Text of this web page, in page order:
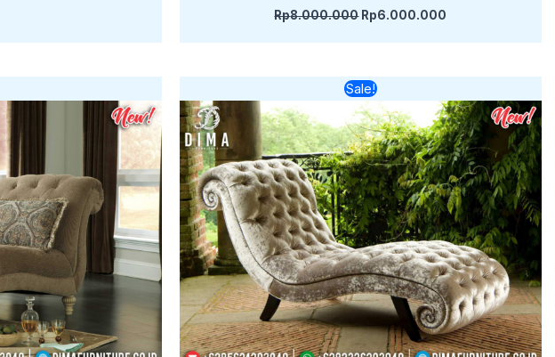
Rp8.000.000 Rp6.000.000
saat
Rp7.000.000.
Sale!Harga
aslinya
adalah:
Rp8.000.000.
saat
ini
adalah:
Rp7.000.000.